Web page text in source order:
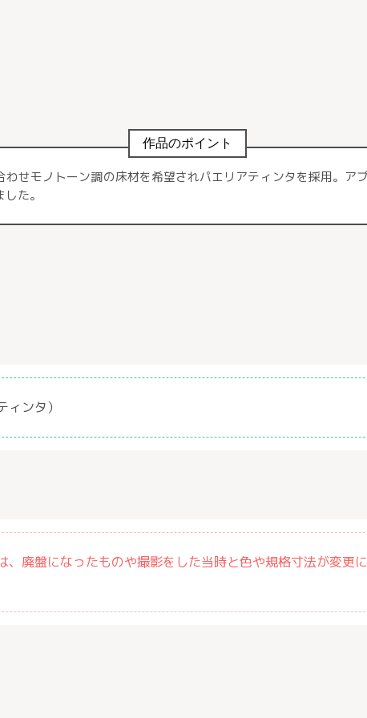
作品のポイント
わせモノトーン調の床材を希望されパエリアティンタを採用。ア
た。
ィンタ）
、廃盤になったものや撮影をした当時と色や規格寸法が変更